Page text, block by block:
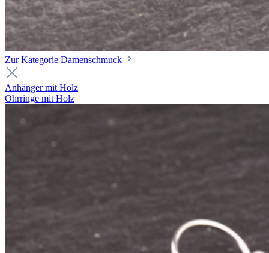
Zur Kategorie Damenschmuck
Anhänger mit Holz
Ohrringe mit Holz